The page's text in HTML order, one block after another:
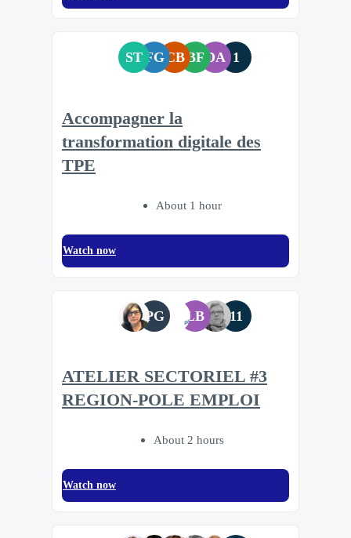
ST FG CB BF DA 1
Accompagner la
transformation digitale des
TPE
About 1 hour
Watch now
PG LB 11
ATELIER SECTORIEL #3
REGION-POLE EMPLOI
About 2 hours
Watch now